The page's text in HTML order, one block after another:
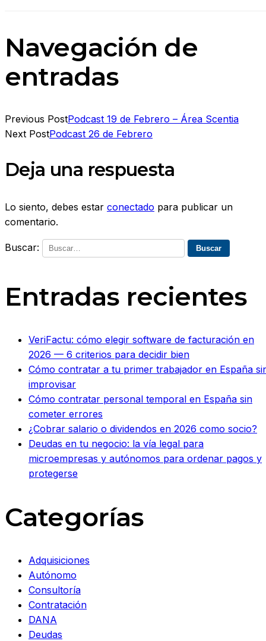
Navegación de
entradas
Previous PostPodcast 19 de Febrero – Área Scentia
Next PostPodcast 26 de Febrero
Deja una respuesta
Lo siento, debes estar conectado para publicar un
comentario.
Buscar:
Entradas recientes
VeriFactu: cómo elegir software de facturación en
2026 — 6 criterios para decidir bien
Cómo contratar a tu primer trabajador en España
improvisar
Cómo contratar personal temporal en España sin
cometer errores
¿Cobrar salario o dividendos en 2026 como socio?
Deudas en tu negocio: la vía legal para
microempresas y autónomos para ordenar pagos y
protegerse
Categorías
Adquisiciones
Autónomo
Consultoría
Contratación
DANA
Deudas